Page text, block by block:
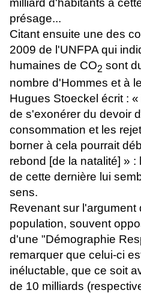
milliard d'habitants à
présage...
Citant ensuite une des
2009 de l'UNFPA qui
humaines de CO2 sont
nombre d'Hommes et à
Hugues Stoeckel écrit :
de s'exonérer du devoir
consommation et les
borner à cela pourrait
rebond [de la natalité] »
de cette dernière lui
sens.
Revenant sur l'argument
population, souvent
d'une "Démographie
remarquer que celui-ci
inéluctable, que ce soit
de 10 milliards